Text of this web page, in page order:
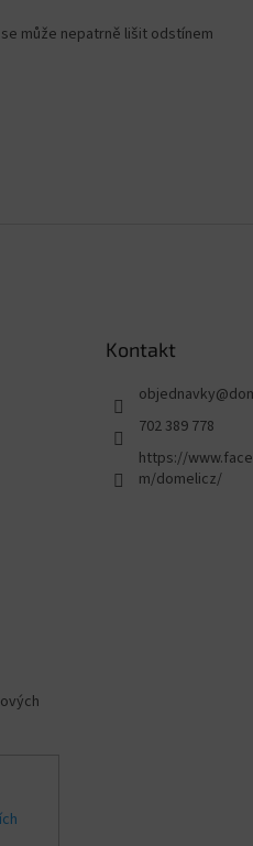
může nepatrně lišit odstínem
Kontakt
objednavky@
702 389 778
https://
m/domelicz/